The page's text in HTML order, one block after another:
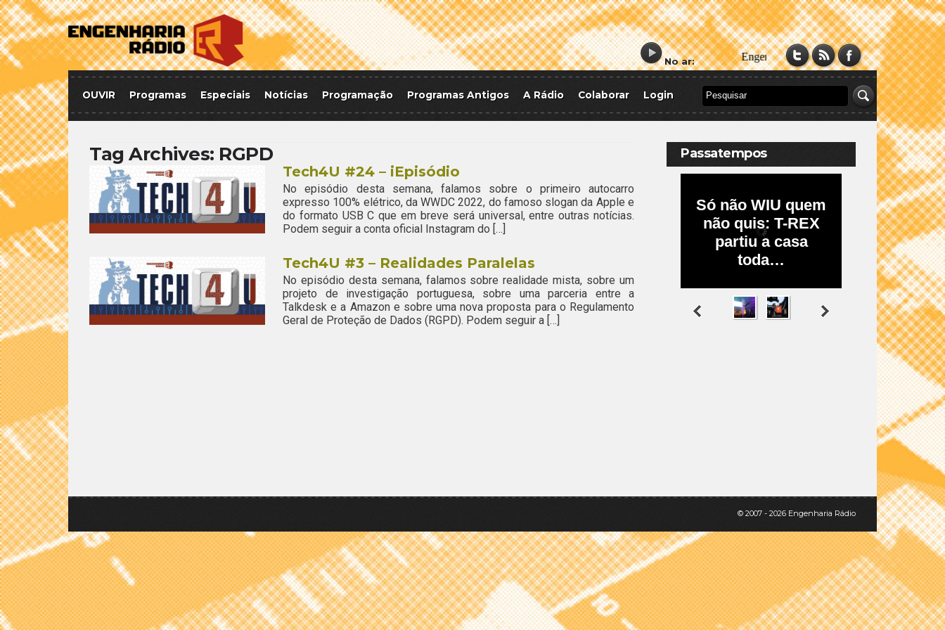
No ar:
OUVIR Programas Especiais Notícias Programação Programas Antigos A Rádio Colaborar Login
Tag Archives: RGPD
Tech4U #24 – iEpisódio
No episódio desta semana, falamos sobre o primeiro autocarro
expresso 100% elétrico, da WWDC 2022, do famoso slogan da Apple e
do formato USB C que em breve será universal, entre outras notícias.
Podem seguir a conta oficial Instagram do […]
Tech4U #3 – Realidades Paralelas
No episódio desta semana, falamos sobre realidade mista, sobre um
projeto de investigação portuguesa, sobre uma parceria entre a
Talkdesk e a Amazon e sobre uma nova proposta para o Regulamento
Geral de Proteção de Dados (RGPD). Podem seguir a […]
Passatempos
© 2007 - 2026 Engenharia Rádio